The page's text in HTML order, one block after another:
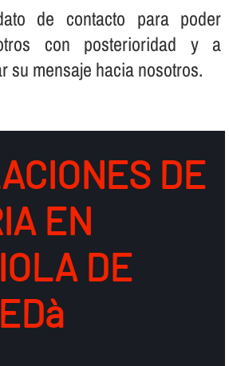
de contacto para poder
con posterioridad y a
su mensaje hacia nosotros.
DE
EN
DE